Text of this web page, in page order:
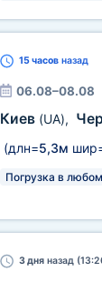
15 часовназад
06.08–08.08
Киев (UA),
(длн=5,3м
Погрузка в
3 дняназад